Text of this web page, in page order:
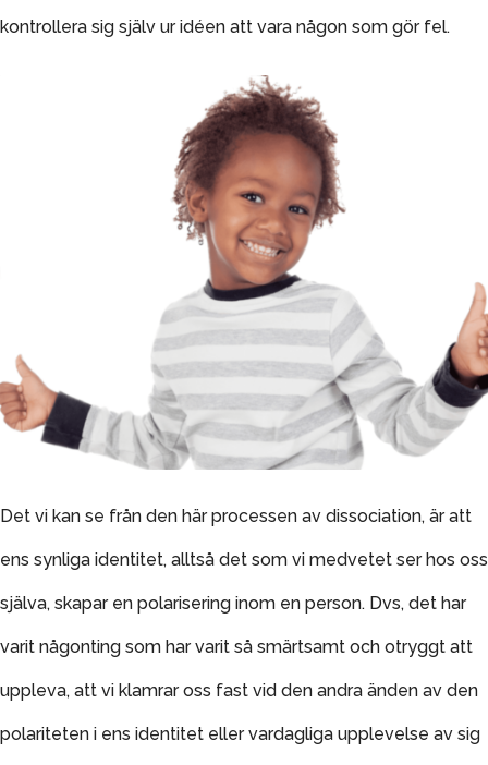
kontrollera sig själv ur idéen att vara någon som gör fel.
Det vi kan se från den här processen av dissociation, är att
ens synliga identitet, alltså det som vi medvetet ser hos oss
själva, skapar en polarisering inom en person. Dvs, det har
varit någonting som har varit så smärtsamt och otryggt att
uppleva, att vi klamrar oss fast vid den andra änden av den
polariteten i ens identitet eller vardagliga upplevelse av sig